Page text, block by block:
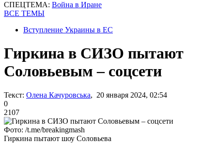
СПЕЦТЕМА: Война в Иране
ВСЕ ТЕМЫ
Вступление Украины в ЕС
Гиркина в СИЗО пытают
Соловьевым – соцсети
Текст: Олена Качуровська, 20 января 2024, 02:54
0
2107
Фото: /t.me/breakingmash
Гиркина пытают шоу Соловьева